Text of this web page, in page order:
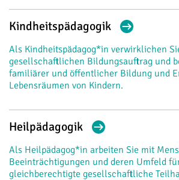
Kindheitspädagogik
Als Kindheitspädagog*in verwirklichen
gesellschaftlichen Bildungsauftrag und
familiärer und öffentlicher Bildung und
Lebensräumen von Kindern.
Heilpädagogik
Als Heilpädagog*in arbeiten Sie mit
Beeinträchtigungen und deren Umfeld
gleichberechtigte gesellschaftliche